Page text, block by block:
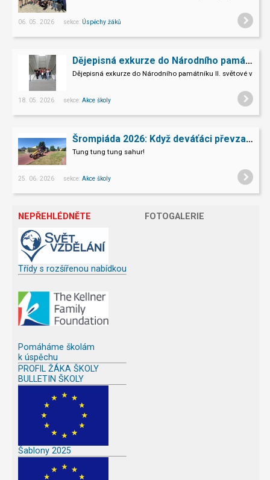
06. 05. 2026 sekce: Úspěchy žáků
Dějepisná exkurze do Národního památníku II. sv. války v Hrabyni
Dějepisná exkurze do Národního památníku II. světové války
18. 05. 2026 sekce: Akce školy
Šrompiáda 2026: Když deváťáci převzali velení
Tung tung tung sahur!
25. 06. 2026 sekce: Akce školy
NEPŘEHLÉDNĚTE
Třídy s rozšířenou nabídkou
Pomáháme školám
k úspěchu
PROFIL ŽÁKA ŠKOLY
BULLETIN ŠKOLY
Šablony 2025
FOTOGALERIE